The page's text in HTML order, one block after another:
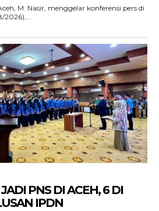
Aceh Terkini
M. Nasir, menggelar konferensi pers di
2026),...
PNS DI ACEH, 6 DI
IPDN